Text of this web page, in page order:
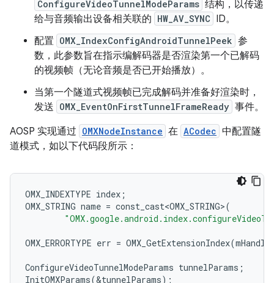
ConfigureVideoTunnelModeParams 结构，以传递
给与音频输出设备相关联的 HW_AV_SYNC ID。
配置 OMX_IndexConfigAndroidTunnelPeek 参
数，此参数旨在指示编解码器是否渲染第一个已解码
的视频帧（无论音频是否已开始播放）。
当第一个隧道式视频帧已完成解码并准备好渲染时，
发送 OMX_EventOnFirstTunnelFrameReady 事件。
AOSP 实现通过 OMXNodeInstance 在 ACodec 中配置隧
道模式，如以下代码段所示：
OMX_INDEXTYPE index ;
OMX_STRING name = const_cast<OMX_STRING>(
OMX_ERRORTYPE err = OMX_GetExtensionIndex(mHandle
ConfigureVideoTunnelModeParams tunnelParams ;
InitOMXParams(&tunnelParams);